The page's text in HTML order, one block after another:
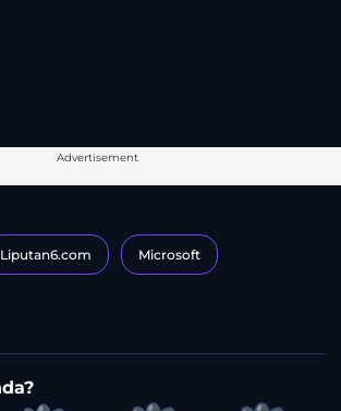
Advertisement
Liputan6.com Microsoft